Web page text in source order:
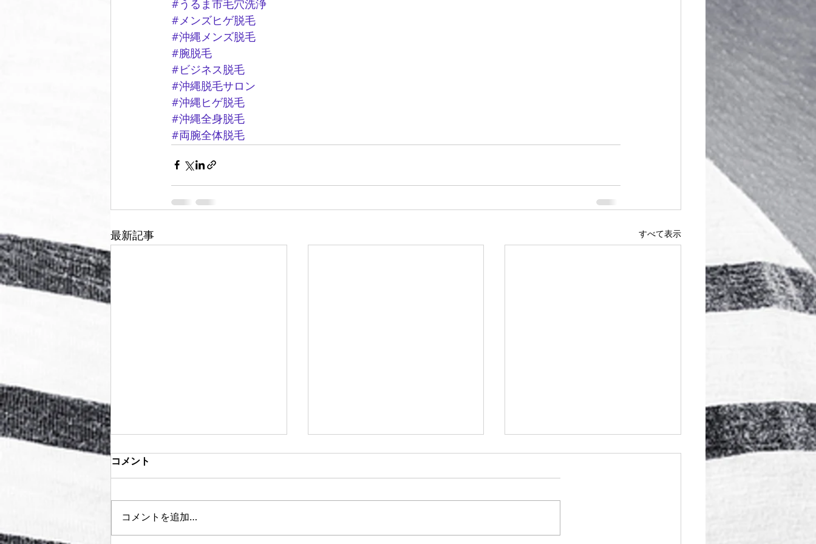
#うるま市毛穴洗浄
#メンズヒゲ脱毛
#沖縄メンズ脱毛
#腕脱毛
#ビジネス脱毛
#沖縄脱毛サロン
#沖縄ヒゲ脱毛
#沖縄全身脱毛
#両腕全体脱毛
最新記事 すべて表示
コメント
コメントを追加…